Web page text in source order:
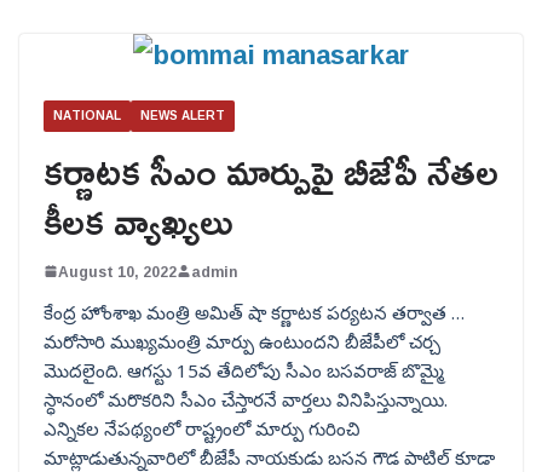
NATIONAL NEWS ALERT
కర్ణాటక సీఎం మార్పుపై బీజేపీ నేతల
కీలక వ్యాఖ్యలు
August 10, 2022 admin
కేంద్ర హోంశాఖ మంత్రి అమిత్ షా కర్ణాటక పర్యటన తర్వాత …
మరోసారి ముఖ్యమంత్రి మార్పు ఉంటుందని బీజేపీలో చర్చ
మొదలైంది. ఆగస్టు 15వ తేదిలోపు సీఎం బసవరాజ్ బొమ్మై
స్ధానంలో మరొకరిని సీఎం చేస్తారనే వార్తలు వినిపిస్తున్నాయి.
ఎన్నికల నేపథ్యంలో రాష్ట్రంలో మార్పు గురించి
మాట్లాడుతున్నవారిలో బీజేపీ నాయకుడు బసన గౌడ పాటిల్ కూడా